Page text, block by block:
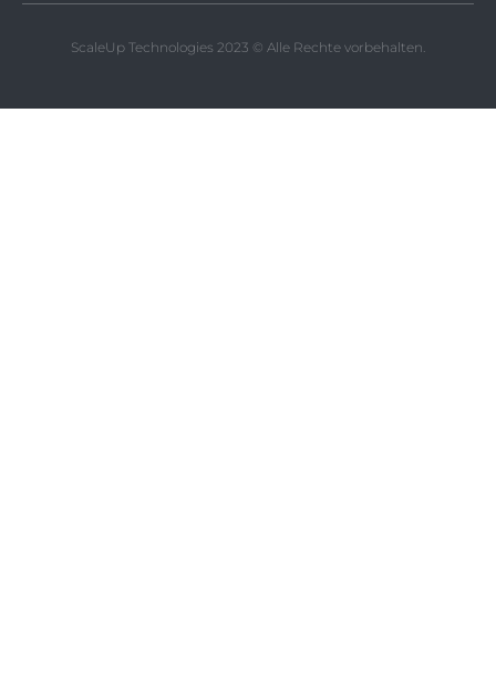
ScaleUp Technologies 2023 © Alle Rechte vorbehalten.